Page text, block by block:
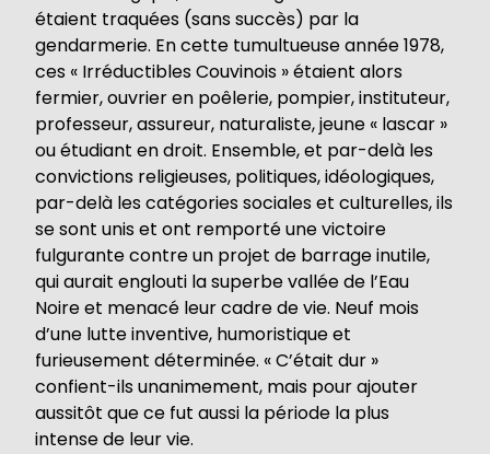
étaient traquées (sans succès) par la
gendarmerie. En cette tumultueuse année 1978,
ces « Irréductibles Couvinois » étaient alors
fermier, ouvrier en poêlerie, pompier, instituteur,
professeur, assureur, naturaliste, jeune « lascar »
ou étudiant en droit. Ensemble, et par-delà les
convictions religieuses, politiques, idéologiques,
par-delà les catégories sociales et culturelles, ils
se sont unis et ont remporté une victoire
fulgurante contre un projet de barrage inutile,
qui aurait englouti la superbe vallée de l’Eau
Noire et menacé leur cadre de vie. Neuf mois
d’une lutte inventive, humoristique et
furieusement déterminée. « C’était dur »
confient-ils unanimement, mais pour ajouter
aussitôt que ce fut aussi la période la plus
intense de leur vie.